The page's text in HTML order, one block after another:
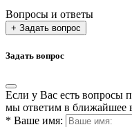
Вопросы и ответы
+ Задать вопрос
Задать вопрос
Если у Вас есть вопросы
мы ответим в ближайшее
* Ваше имя: